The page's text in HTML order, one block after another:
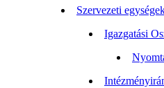
Szervezeti
Igazgatási